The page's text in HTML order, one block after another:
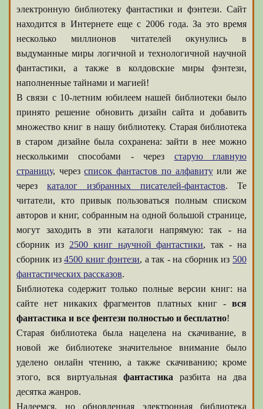
электронную библиотеку фантастики и фэнтези. Сайт
находится в Интернете еще с 2006 года. За это время
несколько миллионов читателей окунулись в
выдуманные миры логичной и технологичной научной
фантастики, а также в колдовские миры фэнтези,
наполненные тайнами и магией!
В связи с 10-летним юбилеем нашей библиотеки было
принято решение обновить дизайн сайта и добавить
множество книг в нашу библиотеку. Старая библиотека
в старом дизайне была сохранена: зайти в нее можно
несколькими способами - через старую главную
страницу, черезсписок фантастов по алфавитуили же
через каталог избранных писателей-фантастов. Те
читатели, кто привык пользоваться полным списком
авторов и книг, собранным на одной большой странице,
могут заходить в эти каталоги напрямую: так - на
сборник из 2500 книг научной фантастики, так - на
сборник из4500 книг фэнтези, а так - на сборник из 500
фантастических рассказов.
Библиотека содержит только полные версии книг: на
сайте нет никаких фрагментов платных книг - вся
фантастика и все фентези полностью и бесплатно!
Старая библиотека была нацелена на скачивание, в
новой же библиотеке значительное внимание было
уделено онлайн чтению, а также скачиванию; кроме
этого, вся виртуальная фантастика разбита на два
десятка жанров.
Надеемся, но обновленная электронная библиотека